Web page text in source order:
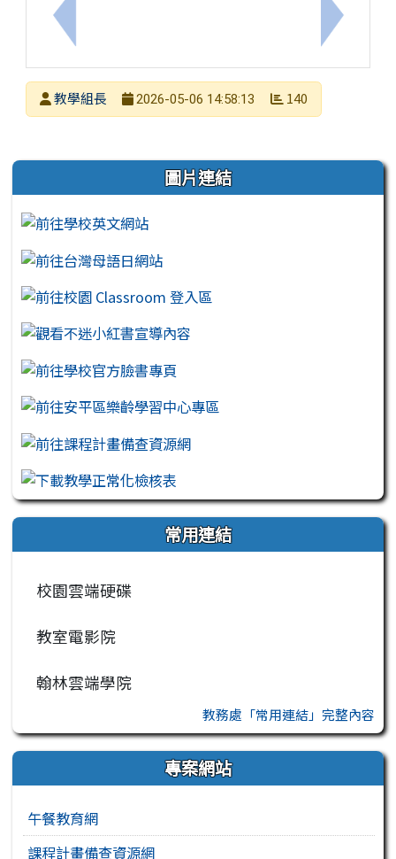
上一筆：轉知115學年度臺南區高級中等學校體育班
下一筆：
發布者
教學組長
2026-05-06 14:58:13 140
左邊區域內容 圖片連結
常用連結
校園雲端硬碟
教室電影院
翰林雲端學院
教務處「常用連結」完整內容
專案網站
午餐教育網
課程計畫備查資源網